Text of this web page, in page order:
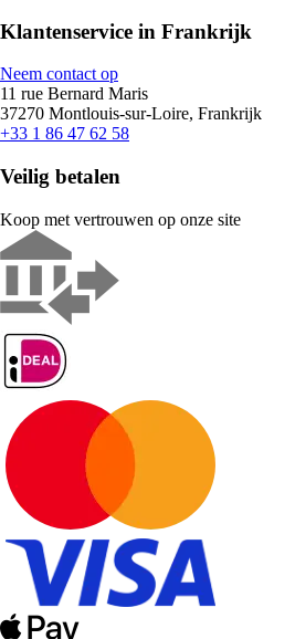
Klantenservice in Frankrijk
Neem contact op
11 rue Bernard Maris
37270 Montlouis-sur-Loire, Frankrijk
+33 1 86 47 62 58
Veilig betalen
Koop met vertrouwen op onze site